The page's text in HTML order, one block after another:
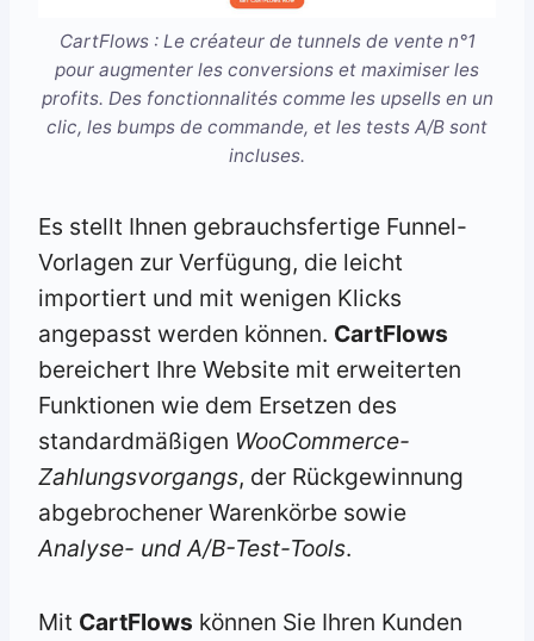
CartFlows : Le créateur de tunnels de vente n°1
pour augmenter les conversions et maximiser les
profits. Des fonctionnalités comme les upsells en un
clic, les bumps de commande, et les tests A/B sont
incluses.
Es stellt Ihnen gebrauchsfertige Funnel-
Vorlagen zur Verfügung, die leicht
importiert und mit wenigen Klicks
angepasst werden können. CartFlows
bereichert Ihre Website mit erweiterten
Funktionen wie dem Ersetzen des
standardmäßigen WooCommerce-
Zahlungsvorgangs, der Rückgewinnung
abgebrochener Warenkörbe sowie
Analyse- und A/B-Test-Tools.
Mit CartFlows können Sie Ihren Kunden